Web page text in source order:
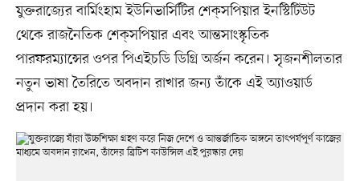
যুক্তরাজ্যের বার্মিংহাম ইউনিভার্সিটির শেক্‌সপিয়ার ইনস্টিটিউট
থেকে রাজনৈতিক শেক্‌সপিয়ার এবং আন্তসাংস্কৃতিক
পারফরম্যান্সের ওপর পিএইচডি ডিগ্রি অর্জন করেন। সৃজনশীলতার
নতুন ভাষা তৈরিতে অবদান রাখার জন্য তাঁকে এই অ্যাওয়ার্ড
প্রদান করা হয়।